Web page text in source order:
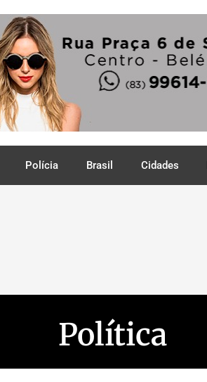
Polícia Brasil Cidades
Política